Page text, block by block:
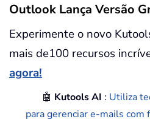
Outlook Lança Versão
Experimente o novo
mais de100 recursos
agora!
🤖 Kutools AI : Utiliza
para gerenciar e-mails com